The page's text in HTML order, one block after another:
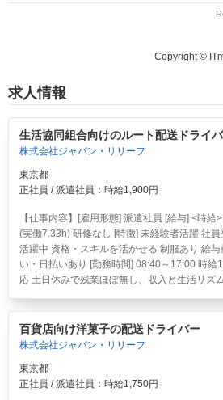
Copyright ©
求人情報
生活協同組合向けのルート配送ドライ
株式会社ジャパン・リリーフ
東京都
正社員 / 派遣社員：時給1,900円
【仕事内容】[雇用形態] 派遣社員 [給与] <時
(実働7.33h) 研修なし [特徴] 未経験者活躍 社
活躍中 資格・スキルを活かせる 制服あり 給
い・日払いあり [勤務時間] 08:40～17:00 時給
応 土日休みで残業ほぼ無し、収入と生活リズ
百貨店向け洋菓子の配送ドライバー
株式会社ジャパン・リリーフ
東京都
正社員 / 派遣社員：時給1,750円